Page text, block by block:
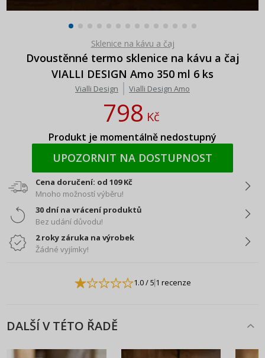
Sklenice na kávu a čaj
Dvoustěnné termo sklenice na kávu a čaj
VIALLI DESIGN Amo 350 ml 6 ks
Vialli Design Vialli Design Amo
798Kč
Produkt je momentálně nedostupný
UPOZORNIT NA DOSTUPNOST
Cena doručení: od 109 Kč
Mnoho možností výběru!
30 dní na vrácení produktů
Bez udání důvodu!
2 roky záruka na výrobek
Žádné vyjímky!
1.0/ 51 recenze
DALŠÍ V TÉTO ŘADĚ